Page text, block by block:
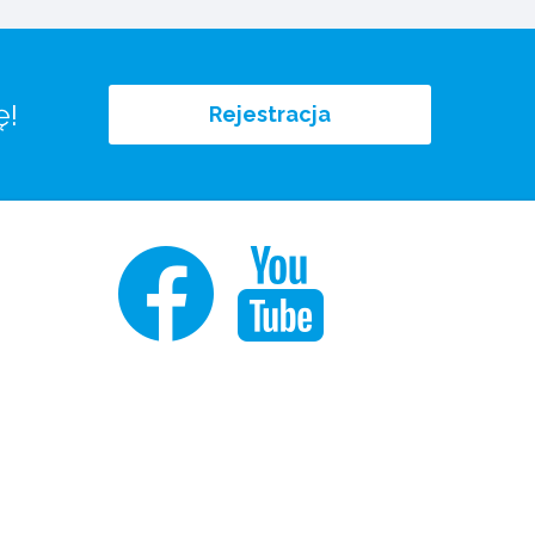
Rejestracja